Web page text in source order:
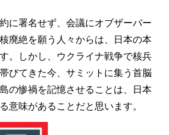
に署名せず、会議にオブザーバー
廃絶を願う人々からは、日本の本
。しかし、ウクライナ戦争で核兵
びてきた今、サミットに集う首脳
の惨禍を記憶させることは、日本
意味があることだと思います。